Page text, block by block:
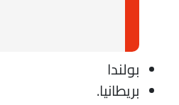
بولندا
بريطانيا.